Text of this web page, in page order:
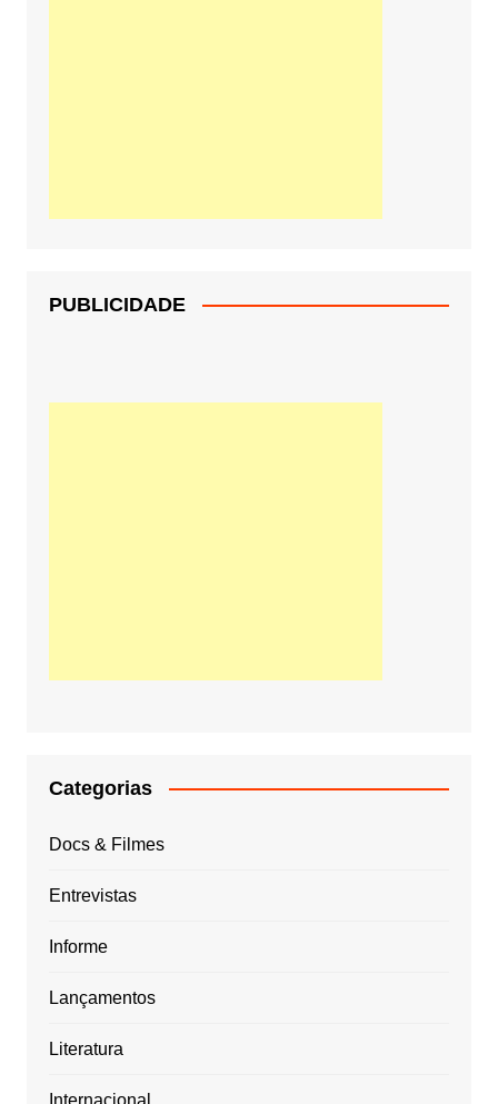
PUBLICIDADE
Categorias
Docs & Filmes
Entrevistas
Informe
Lançamentos
Literatura
Internacional